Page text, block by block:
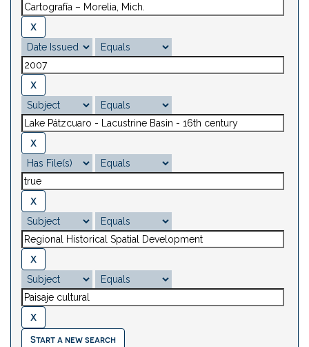
Start a new search